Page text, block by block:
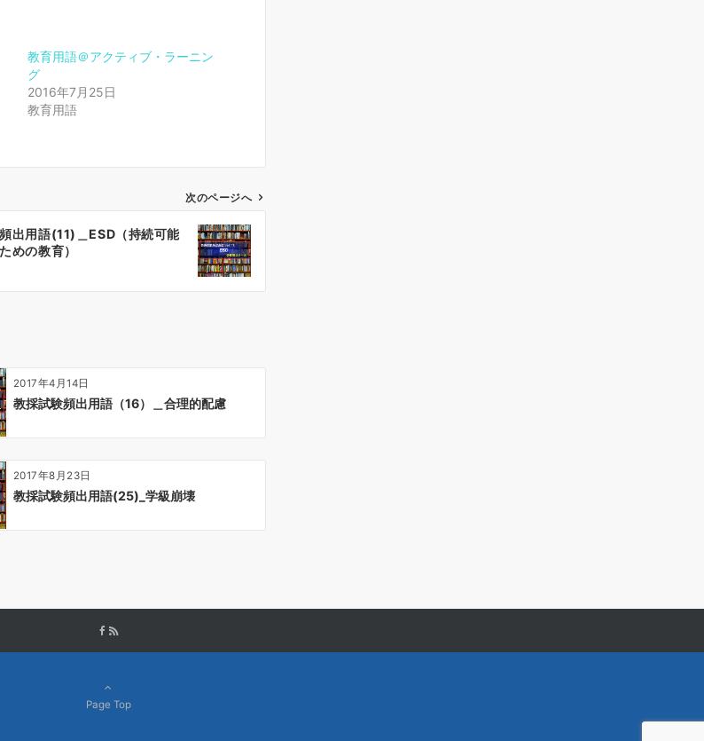
教育用語＠アクティブ・ラーニン
グ
2016年7月25日
教育用語
次のページへ
出用語(11)＿ESD（持続可能
めの教育）
2017年4月14日
教採試験頻出用語（16）＿合理的配慮
2017年8月23日
教採試験頻出用語(25)_学級崩壊
Page Top